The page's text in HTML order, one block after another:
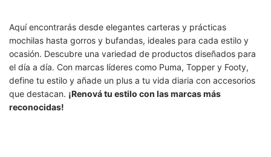
Aquí encontrarás desde elegantes carteras y prácticas
mochilas hasta gorros y bufandas, ideales para cada estilo y
ocasión. Descubre una variedad de productos diseñados para
el día a día. Con marcas líderes como Puma, Topper y Footy,
define tu estilo y añade un plus a tu vida diaria con accesorios
que destacan. ¡Renová tu estilo con las marcas más
reconocidas!